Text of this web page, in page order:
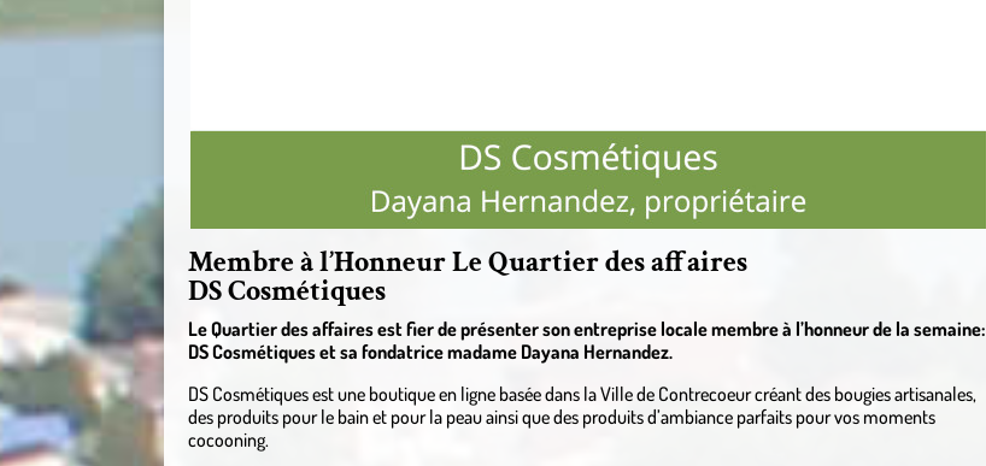
Membre à l’Honneur Le Quartier des affaires
DS Cosmétiques
Le Quartier des affaires est fier de présenter son entreprise locale membre à l’honneur de la semaine:
DS Cosmétiques et sa fondatrice madame Dayana Hernandez.
DS Cosmétiques est une boutique en ligne basée dans la Ville de Contrecoeur créant des bougies artisanales,
des produits pour le bain et pour la peau ainsi que des produits d’ambiance parfaits pour vos moments
cocooning.